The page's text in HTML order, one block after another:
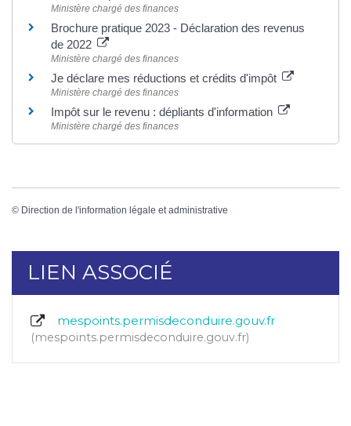
Ministère chargé des finances
Brochure pratique 2023 - Déclaration des revenus
de 2022
Ministère chargé des finances
Je déclare mes réductions et crédits d'impôt
Ministère chargé des finances
Impôt sur le revenu : dépliants d'information
Ministère chargé des finances
© Direction de l'information légale et administrative
LIEN ASSOCIÉ
mespoints.permisdeconduire.gouv.fr
mespoints.permisdeconduire.gouv.fr